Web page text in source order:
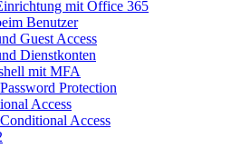
mit Office 365
Benutzer
Guest Access
Dienstkonten
mit MFA
Protection
Access
Access